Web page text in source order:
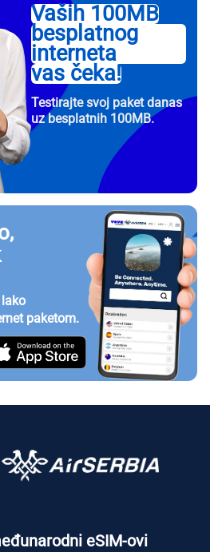
Vaših 100MB
besplatnog
interneta
vas čeka!
Testirajte svoj paket danas
uz besplatnih 100MB.
paketom.
eSIM-ovi